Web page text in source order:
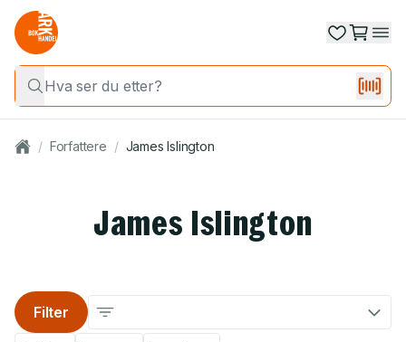
/ Forfattere / James Islington
James Islington
Filter